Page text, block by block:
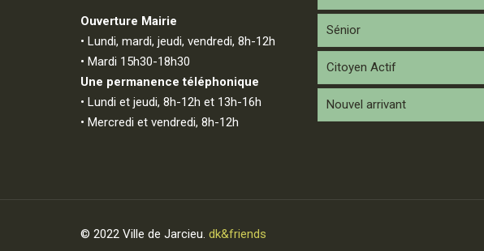
Ouverture Mairie
• Lundi, mardi, jeudi, vendredi, 8h-12h
• Mardi 15h30-18h30
Une permanence téléphonique
• Lundi et jeudi, 8h-12h et 13h-16h
• Mercredi et vendredi, 8h-12h
Sénior
Citoyen Actif
Nouvel arrivant
© 2022 Ville de Jarcieu. dk&friends